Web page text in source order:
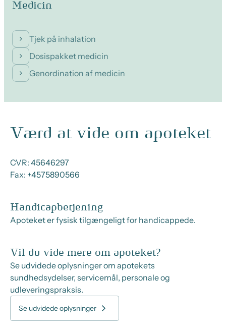
Medicin
Tjek på inhalation
Dosispakket medicin
Genordination af medicin
Værd at vide om apoteket
CVR: 45646297
Fax: +4575890566
Handicapbetjening
Apoteket er fysisk tilgængeligt for handicappede.
Vil du vide mere om apoteket?
Se udvidede oplysninger om apotekets
sundhedsydelser, servicemål, personale og
udleveringspraksis.
Se udvidede oplysninger